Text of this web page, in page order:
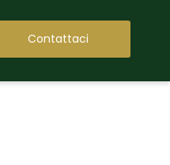
Contattaci